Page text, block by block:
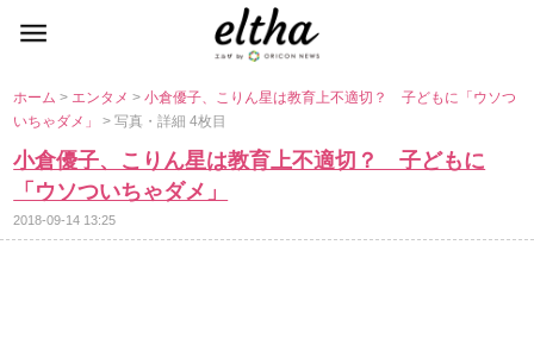
ホーム> エンタメ>小倉優子、こりん星は教育上不適切？ 子どもに「ウソつ
いちゃダメ」> 写真・詳細 4枚目
小倉優子、こりん星は教育上不適切？ 子どもに
「ウソついちゃダメ」
2018-09-14 13:25